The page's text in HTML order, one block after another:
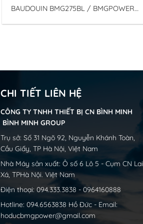
BAUDOUIN BMG275BL / BMGPOWER
Baudouin BMG275BL động cơ Diezen
CHI TIẾT LIÊN HỆ
CÔNG TY TNHH THIẾT BỊ CN BÌNH MINH
BÌNH MINH GROUP
Trụ sở: Số 31 Ngõ 92, Nguyễn Khánh Toàn,
Cầu Giấy, TP Hà Nội, Việt Nam
Nhà Máy sản xuất: Ô số 6 Lô 5 - Cụm CN Lai
Xá, TPHà Nội. Việt Nam
Điện thoại: 094.333.3838 - 0964160888
Hotline: 094.6563838 Hồ Đức - Email:
hoducbmgpower@gmail.com